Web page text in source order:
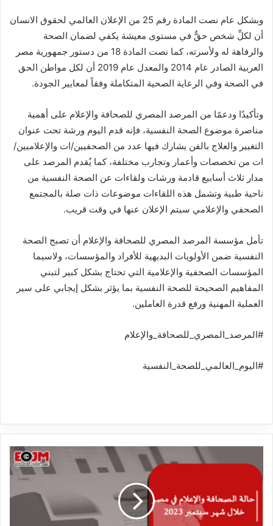
وبشكل عام نصت المادة رقم 25 من الإعلان العالمي لحقوق الانسان
أن لكلِّ شخص حقٌّ في مستوى معيشة يكفي لضمان الصحة
والرفاهة له ولأسرته، كما نصت المادة 18 من دستور جمهورية مصر
العربية الصادر عام 2014 والمعدل عام 2019 أن لكل مواطن الحق
في الصحة وفي الرعاية الصحية المتكاملة وفقاً لمعايير الجودة.
وتأكيدًا ودعمًا من المرصد المصري للصحافة والإعلام على أهمية
مناصرة موضوع الصحة النفسية، فإنه قدم اليوم ورشة تحت عنوان
التغيير والعلاج بالفن يشارك فيها عدد من الصحفيين/ات والإعلاميين/
ات من تخصصات وأعمار وتجارب مختلفة، كما يُقدم المرصد على
مدار ثلاث أسابيع قادمة ورشات ولقاءات عن الصحة النفسية من
ناحية طبية وتشمل هذه اللقاءات موضوعات ذات صلة بالمجتمع
الصحفي والإعلامي سيتم الإعلان عنها في وقت قريب.
تأمل مؤسسة المرصد المصري للصحافة والإعلام أن تصبح الصحة
النفسية ضمن الأولويات البديهية للأفراد والمؤسسات، ولاسيما
المؤسسات الصحفية والإعلامية التي تحتاج بشكل كبير لتبني
المفاهيم الصحيحة للصحة النفسية بما يؤثر بشكل إيجابي على سير
العملية المهنية ورفع قدرة العاملين.
#المرصد_المصري_للصحافة_والإعلام
#اليوم_العالمي_للصحة_النفسية
ع